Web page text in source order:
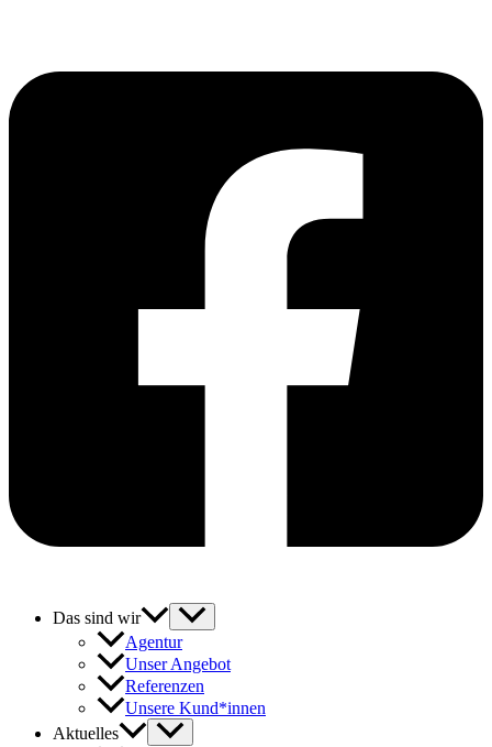
Das sind wir
Agentur
Unser Angebot
Referenzen
Unsere Kund*innen
Aktuelles